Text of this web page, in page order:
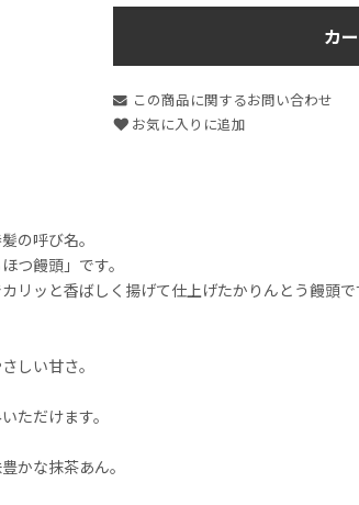
カ
この商品に関するお問い合わせ
お気に入りに追加
の呼び名。
つ饅頭」です。
ッと香ばしく揚げて仕上げたかりんとう饅頭で
しい甘さ。
ただけます。
かな抹茶あん。